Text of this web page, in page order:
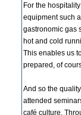
For the
equipment such
gastronomic gas
hot and cold
This enables us
prepared, of
And so the
attended
café culture.